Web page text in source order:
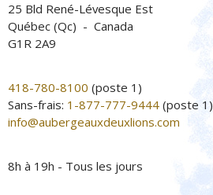
25 Bld René-Lévesque Est
Québec (Qc) - Canada
G1R 2A9
418-780-8100 (poste 1)
Sans-frais: 1-877-777-9444 (poste 1)
info@aubergeauxdeuxlions.com
8h à 19h - Tous les jours